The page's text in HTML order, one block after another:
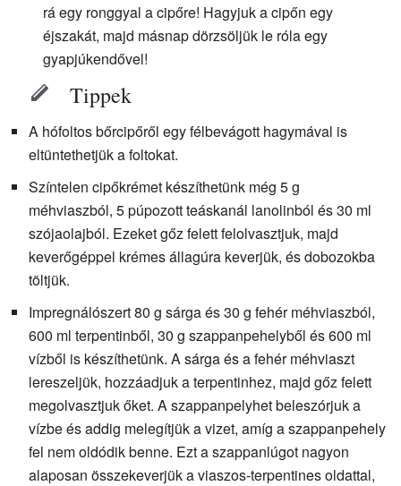
rá egy ronggyal a cipőre! Hagyjuk a cipőn egy
éjszakát, majd másnap dörzsöljük le róla egy
gyapjúkendővel!
Tippek
A hófoltos bőrcipőről egy félbevágott hagymával is
eltüntethetjük a foltokat.
Színtelen cipőkrémet készíthetünk még 5 g
méhviaszból, 5 púpozott teáskanál lanolinból és 30 ml
szójaolajból. Ezeket gőz felett felolvasztjuk, majd
keverőgéppel krémes állagúra keverjük, és dobozokba
töltjük.
Impregnálószert 80 g sárga és 30 g fehér méhviaszból,
600 ml terpentinből, 30 g szappanpehelyből és 600 ml
vízből is készíthetünk. A sárga és a fehér méhviaszt
lereszeljük, hozzáadjuk a terpentinhez, majd gőz felett
megolvasztjuk őket. A szappanpelyhet beleszórjuk a
vízbe és addig melegítjük a vizet, amíg a szappanpehely
fel nem oldódik benne. Ezt a szappanlúgot nagyon
alaposan összekeverjük a viaszos-terpentines oldattal,